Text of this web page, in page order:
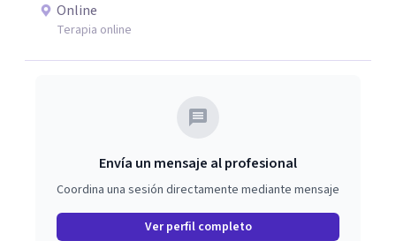
respetuoso, humano y orientado a generar un espacio de
Online
Terapia online
Envía un mensaje al profesional
Coordina una sesión directamente mediante mensaje
Ver perfil completo